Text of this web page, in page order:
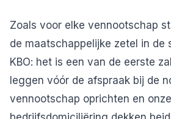
Zoals voor elke vennootschap
de maatschappelijke zetel in de
KBO: het is een van de eerste
leggen vóór de afspraak bij de
vennootschap oprichten en